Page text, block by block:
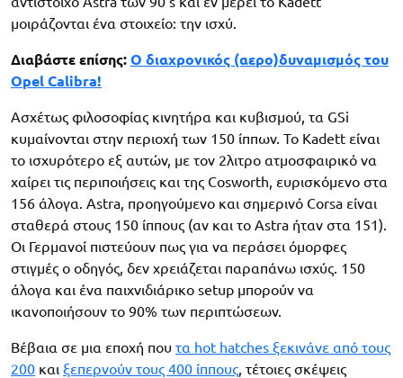
μοιράζονται ένα στοιχείο: την ισχύ.
Διαβάστε επίσης: O διαχρονικός (αερο)δυναμισμός του
Opel Calibra!
Ασχέτως φιλοσοφίας κινητήρα και κυβισμού, τα GSi
κυμαίνονται στην περιοχή των 150 ίππων. Το Kadett είναι
το ισχυρότερο εξ αυτών, με τον 2λιτρο ατμοσφαιρικό να
χαίρει τις περιποιήσεις και της Cosworth, ευρισκόμενο στα
156 άλογα. Astra, προηγούμενο και σημερινό Corsa είναι
σταθερά στους 150 ίππους (αν και το Astra ήταν στα 151).
Οι Γερμανοί πιστεύουν πως για να περάσει όμορφες
στιγμές ο οδηγός, δεν χρειάζεται παραπάνω ισχύς. 150
άλογα και ένα παιχνιδιάρικο setup μπορούν να
ικανοποιήσουν το 90% των περιπτώσεων.
Βέβαια σε μια εποχή που τα hot hatches ξεκινάνε από τους
200 και ξεπερνούν τους 400 ίππους, τέτοιες σκέψεις